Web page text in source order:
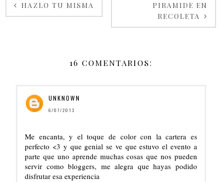
HAZLO TU MISMA
PIRAMIDE EN
RECOLETA
16 COMENTARIOS:
UNKNOWN
6/07/2013
Me encanta, y el toque de color con la cartera es
perfecto <3 y que genial se ve que estuvo el evento a
parte que uno aprende muchas cosas que nos pueden
servir como bloggers, me alegra que hayas podido
disfrutar esa experiencia